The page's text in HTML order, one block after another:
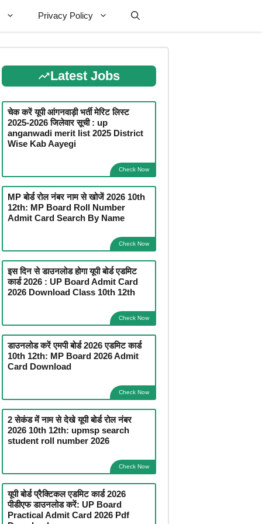
Privacy Policy
Latest Jobs
चेक करें यूपी आंगनवाड़ी भर्ती मेरिट लिस्ट
2025-2026 जिलेवार सूची : up
anganwadi merit list 2025 District
Wise Kab Aayegi
Check Now
MP बोर्ड रोल नंबर नाम से खोजें 2026 10th
12th: MP Board Roll Number
Admit Card Search By Name
Check Now
इस दिन से डाउनलोड होगा यूपी बोर्ड एडमिट
कार्ड 2026 : UP Board Admit Card
2026 Download Class 10th 12th
Check Now
डाउनलोड करें एमपी बोर्ड 2026 एडमिट कार्ड
10th 12th: MP Board 2026 Admit
Card Download
Check Now
2 सेकंड में नाम से देखे यूपी बोर्ड रोल नंबर
2026 10th 12th: upmsp search
student roll number 2026
Check Now
यूपी बोर्ड प्रैक्टिकल एडमिट कार्ड 2026
पीडीएफ डाउनलोड करें: UP Board
Practical Admit Card 2026 Pdf